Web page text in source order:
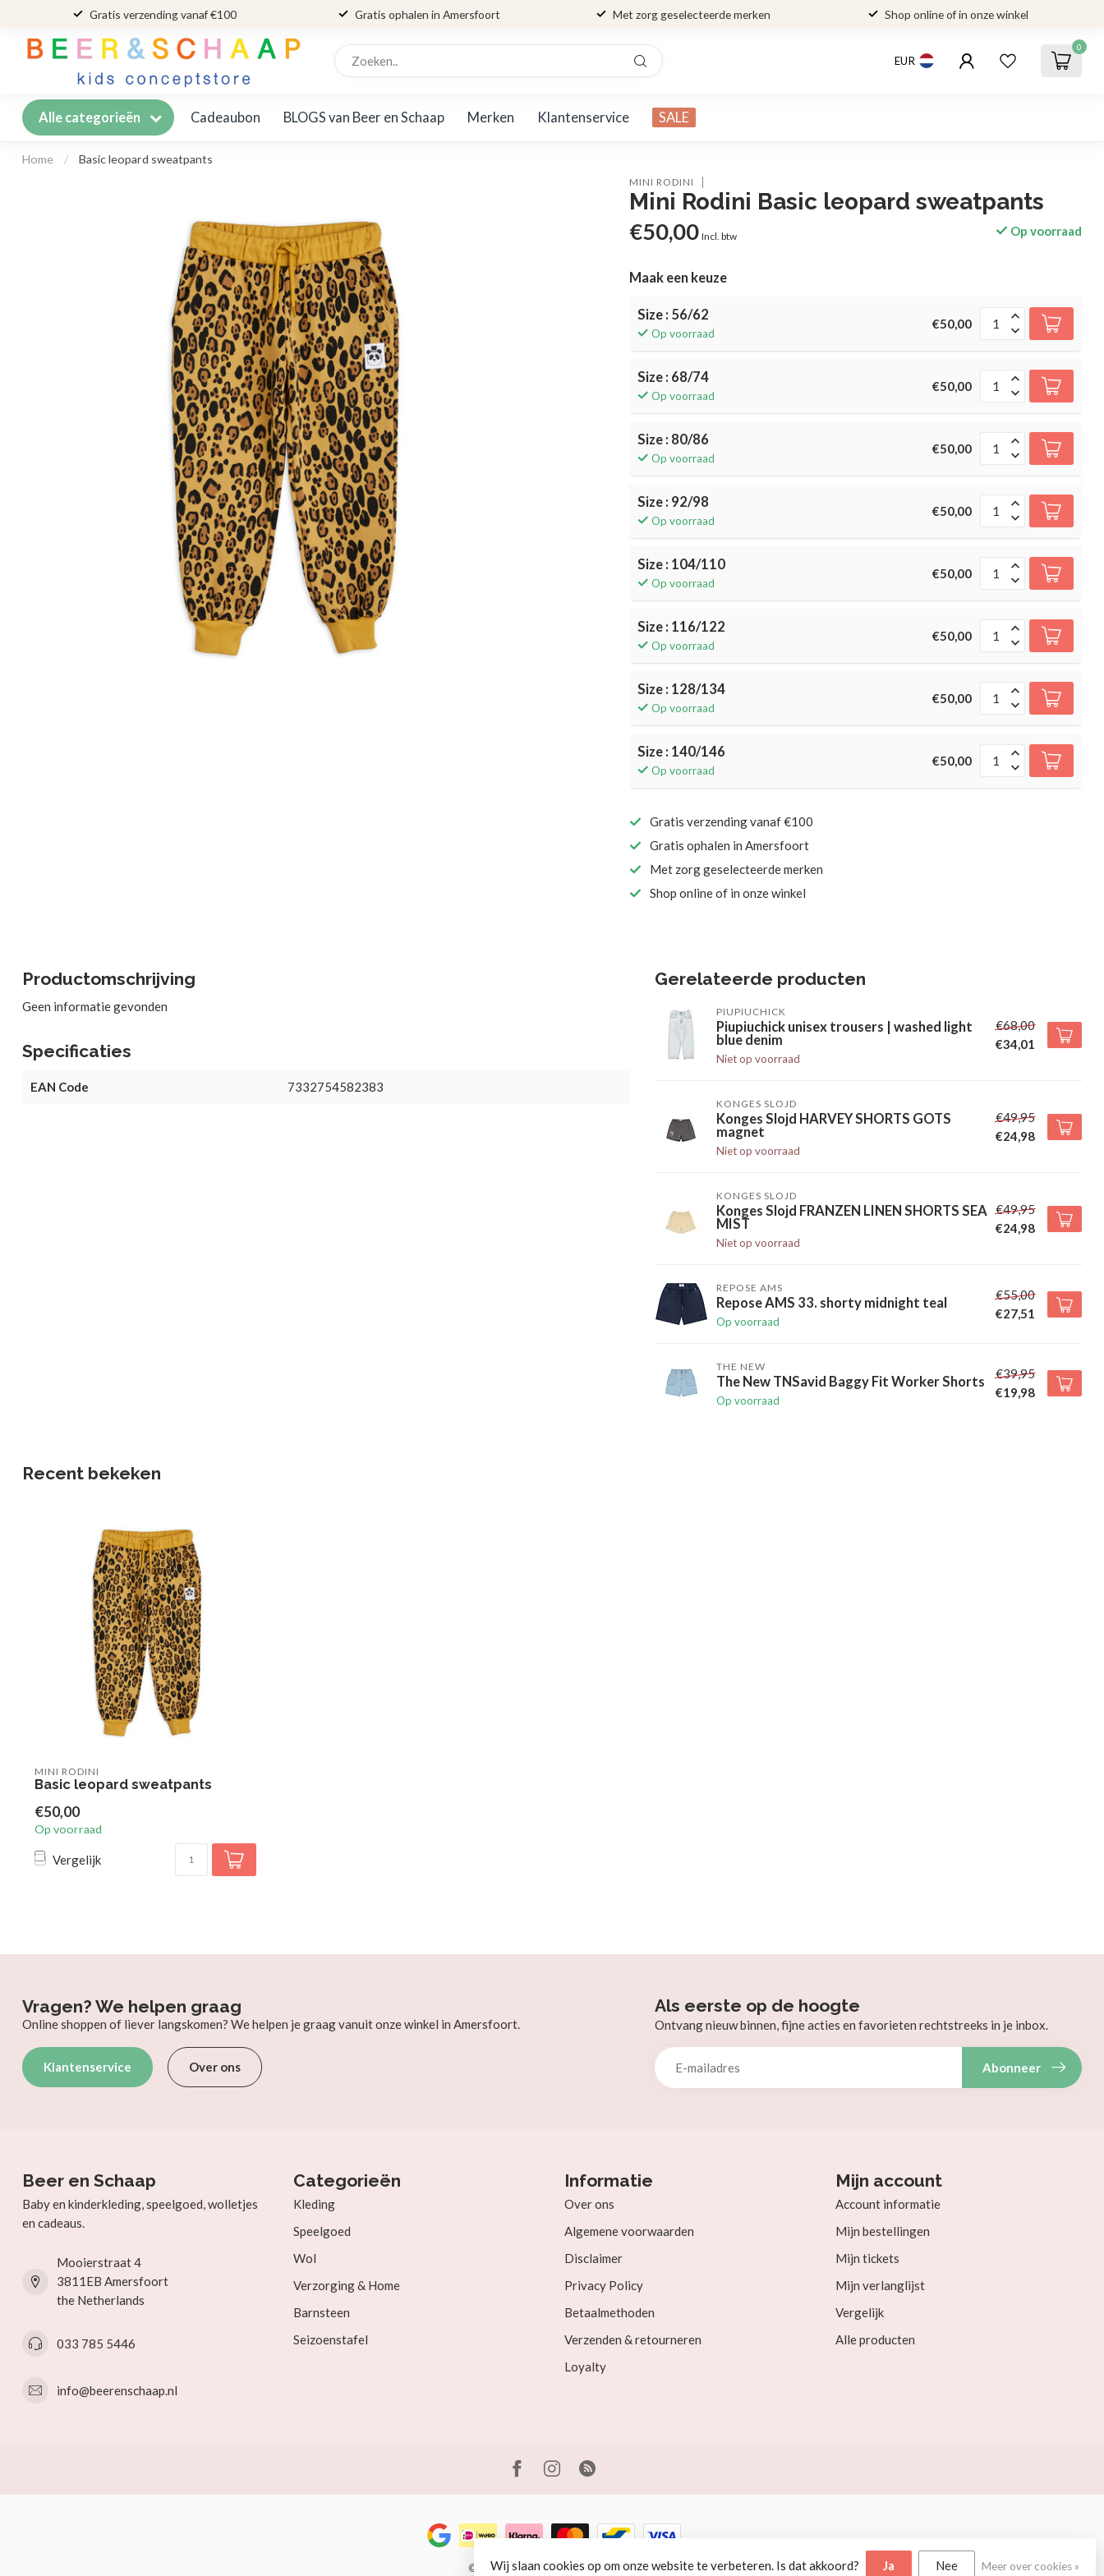
Gratis verzending vanaf €100 Gratis ophalen in Amersfoort Met zorg geselecteerde merken Shop online of in onze winkel
EUR
0
Alle categorieën Cadeaubon BLOGS van Beer en Schaap Merken Klantenservice SALE
Home / Basic leopard sweatpants
MINI RODINI
Mini Rodini Basic leopard sweatpants
€50,00 Incl. btw Op voorraad
Maak een keuze
Size : 56/62
Op voorraad
€50,00
Size : 68/74
Op voorraad
€50,00
Size : 80/86
Op voorraad
€50,00
Size : 92/98
Op voorraad
€50,00
Size : 104/110
Op voorraad
€50,00
Size : 116/122
Op voorraad
€50,00
Size : 128/134
Op voorraad
€50,00
Size : 140/146
Op voorraad
€50,00
Gratis verzending vanaf €100
Gratis ophalen in Amersfoort
Met zorg geselecteerde merken
Shop online of in onze winkel
Productomschrijving
Geen informatie gevonden
Specificaties
EAN Code 7332754582383
Gerelateerde producten
PIUPIUCHICK
Piupiuchick unisex trousers | washed light
blue denim
Niet op voorraad
€68,00
€34,01
KONGES SLOJD
Konges Slojd HARVEY SHORTS GOTS
magnet
Niet op voorraad
€49,95
€24,98
KONGES SLOJD
Konges Slojd FRANZEN LINEN SHORTS SEA
MIST
Niet op voorraad
€49,95
€24,98
REPOSE AMS
Repose AMS 33. shorty midnight teal
Op voorraad
€55,00
€27,51
THE NEW
The New TNSavid Baggy Fit Worker Shorts
Op voorraad
€39,95
€19,98
Recent bekeken
MINI RODINI
Basic leopard sweatpants
€50,00
Op voorraad
Vergelijk
Vragen? We helpen graag
Online shoppen of liever langskomen? We helpen je graag vanuit onze winkel in Amersfoort.
Klantenservice Over ons
Als eerste op de hoogte
Ontvang nieuw binnen, fijne acties en favorieten rechtstreeks in je inbox.
Abonneer
Beer en Schaap
Baby en kinderkleding, speelgoed, wolletjes
en cadeaus.
Mooierstraat 4
3811EB Amersfoort
the Netherlands
033 785 5446
info@beerenschaap.nl
Categorieën
Kleding
Speelgoed
Wol
Verzorging & Home
Barnsteen
Seizoenstafel
Informatie
Over ons
Algemene voorwaarden
Disclaimer
Privacy Policy
Betaalmethoden
Verzenden & retourneren
Loyalty
Mijn account
Account informatie
Mijn bestellingen
Mijn tickets
Mijn verlanglijst
Vergelijk
Alle producten
© Copyright 2026 Beer en Schaap
Wij slaan cookies op om onze website te verbeteren. Is dat akkoord? Ja Nee Meer over cookies »